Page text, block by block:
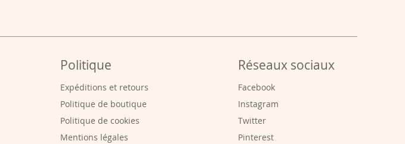
Politique
Expéditions et retours
Politique de boutique
Politique de cookies
Mentions légales
Réseaux sociaux
Facebook
Instagram
Twitter
Pinterest